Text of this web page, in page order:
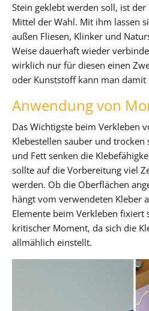
Stein geklebt werden soll, ist der
Mittel der Wahl. Mit ihm lassen
außen Fliesen, Klinker und
Weise dauerhaft wieder
wirklich nur für diesen einen
oder Kunststoff kann man damit
Anwendung von
Das Wichtigste beim Verkleben
Klebestellen sauber und trocken
und Fett senken die
sollte auf die Vorbereitung viel
werden. Ob die Oberflächen
hängt vom verwendeten Kleber
Elemente beim Verkleben fixiert
kritischer Moment, da sich die
allmählich einstellt.